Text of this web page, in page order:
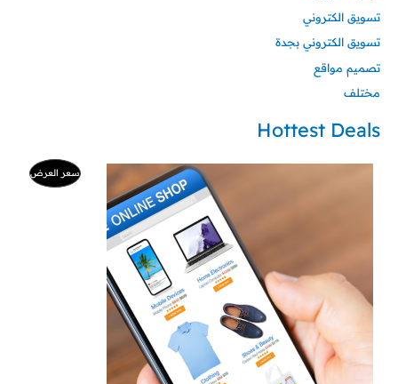
تسويق الكتروني
تسويق الكتروني بجدة
تصميم مواقع
مختلف
Hottest Deals
سعر العرضمنتج